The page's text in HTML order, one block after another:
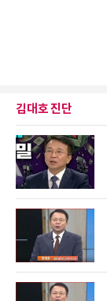
김대호 진단